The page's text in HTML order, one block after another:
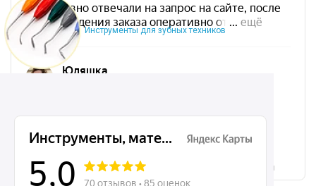
Инструменты для зубных техников
инструменты Dentins.ru на карте Москвы — Яндекс.Карты